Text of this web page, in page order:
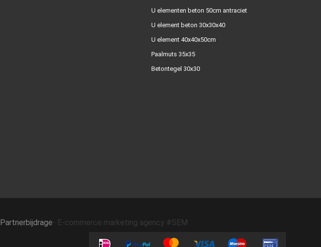
U elementen beton 50cm antraciet
U element beton 30x30x40
U element 40x40x50cm
Paalmuts 35x35
Betontegel 30x30
Partnerbijdrage- E-commerce marketing agency #SEM